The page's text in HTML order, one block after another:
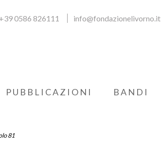
+39 0586 826111 info@fondazionelivorno.it
PUBBLICAZIONI BANDI
81